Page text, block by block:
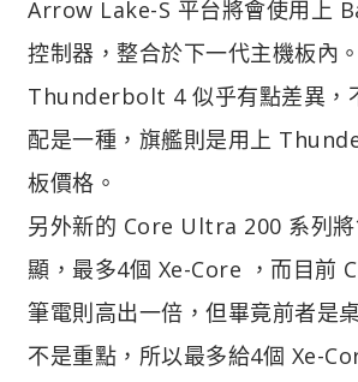
Arrow Lake-S 平台將會使用上
控制器，整合於下一代主機板內
Thunderbolt 4 似乎有點差異，
配是一種，旗艦則是用上
板價格。
另外新的 Core Ultra 200 系列
顯，最多4個 Xe-Core ，而目前
筆電則高出一倍，但畢竟前者是
不是重點，所以最多給4個 Xe-